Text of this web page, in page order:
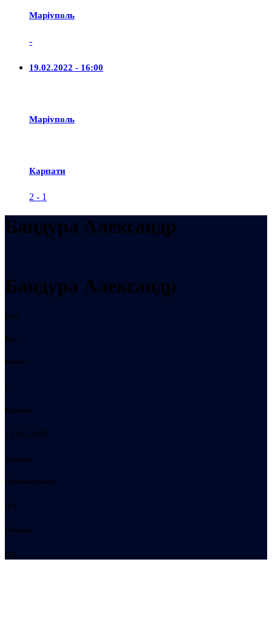
Маріуполь
-
19.02.2022 - 16:00
Маріуполь
Карпати
2 - 1
Бандура Александр
Бандура Александр
Рост:
Вес:
Возраст
6
Родился:
16.09.2019
Турниры
Национальность
n/a
Позиция
n/a